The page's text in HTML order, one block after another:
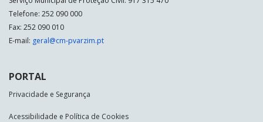
Telefone: 252 090 000
Fax: 252 090 010
E-mail: geral@cm-pvarzim.pt
PORTAL
Privacidade e Segurança
Acessibilidade e Política de Cookies